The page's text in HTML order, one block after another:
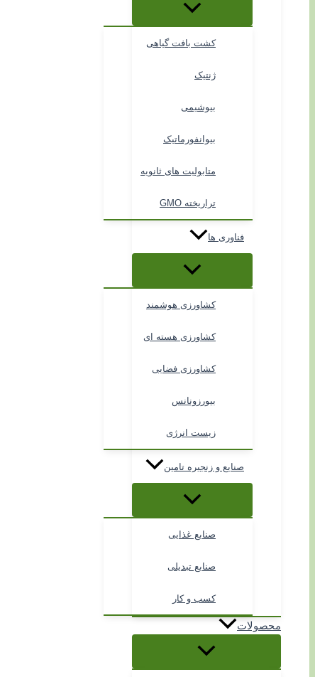
کشت بافت گیاهی
ژنتیک
بیوشیمی
بیوانفورماتیک
متابولیت های ثانویه
تراریخته GMO
فناوری ها
کشاورزی هوشمند
کشاورزی هسته ای
کشاورزی فضایی
بیورزونانس
زیست انرژی
صنایع و زنجیره تامین
صنایع غذایی
صنایع تبدیلی
کسب و کار
محصولات